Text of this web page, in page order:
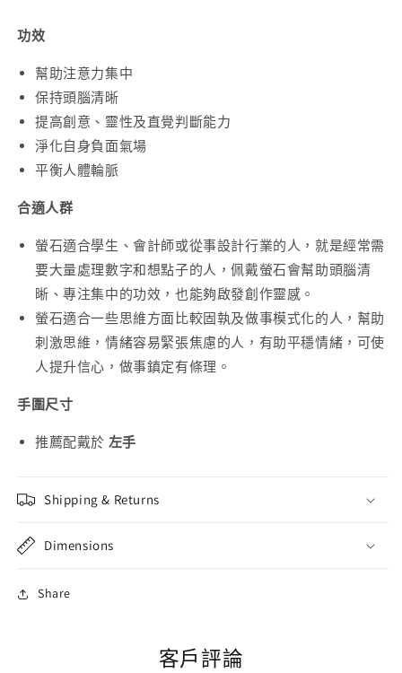
功效
幫助注意力集中
保持頭腦清晰
提高創意、靈性及直覺判斷能力
淨化自身負面氣場
平衡人體輪脈
合適人群
螢石適合學生、會計師或從事設計行業的人，就是經常需
要大量處理數字和想點子的人，佩戴螢石會幫助頭腦清
晰、專注集中的功效，也能夠啟發創作靈感。
螢石適合一些思維方面比較固執及做事模式化的人，幫助
刺激思維，情緒容易緊張焦慮的人，有助平穩情緒，可使
人提升信心，做事鎮定有條理。
手圍尺寸
推薦配戴於 左手
Shipping & Returns
Dimensions
Share
客戶評論